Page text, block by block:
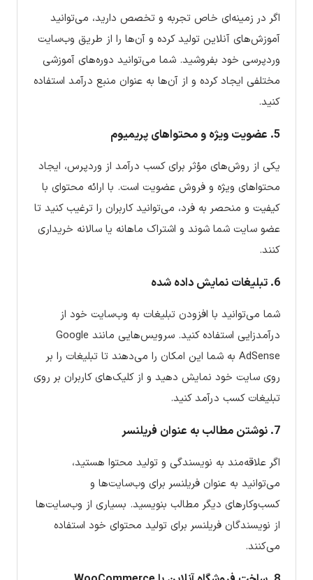
اگر در زمینه‌ای خاص تجربه و تخصص دارید، می‌توانید
آموزش‌های آنلاین تولید کرده و آن‌ها را از طریق وب‌سایت
وردپرسی خود بفروشید. شما می‌توانید دوره‌های آموزشی
مختلفی ایجاد کرده و از آن‌ها به عنوان منبع درآمد استفاده
کنید.
5. عضویت ویژه و محتواهای پریمیوم
یکی از روش‌های مؤثر برای کسب درآمد از وردپرس، ایجاد
محتواهای ویژه و فروش عضویت است. با ارائه محتوای با
کیفیت و منحصر به فرد، می‌توانید کاربران را ترغیب کنید تا
عضو سایت شما شوند و اشتراک ماهانه یا سالانه خریداری
کنند.
6. تبلیغات نمایش داده شده
شما می‌توانید با افزودن تبلیغات به وب‌سایت خود از
درآمدزایی استفاده کنید. سرویس‌هایی مانند Google
AdSense به شما این امکان را می‌دهند تا تبلیغات را بر
روی سایت خود نمایش دهید و از کلیک‌های کاربران بر روی
تبلیغات کسب درآمد کنید.
7. نوشتن مطالب به عنوان فریلنسر
اگر علاقه‌مند به نویسندگی و تولید محتوا هستید،
می‌توانید به عنوان فریلنسر برای وب‌سایت‌ها و
کسب‌وکارهای دیگر مطالب بنویسید. بسیاری از وب‌سایت‌ها
از نویسندگان فریلنسر برای تولید محتوای خود استفاده
می‌کنند.